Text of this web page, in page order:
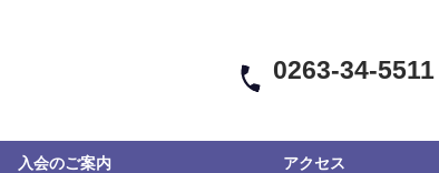
0263-34-5511
入会のご案内 アクセス